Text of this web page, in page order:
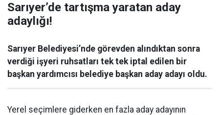
Sarıyer’de tartışma yaratan aday
adaylığı!
Sarıyer Belediyesi’nde görevden alındıktan sonra
verdiği işyeri ruhsatları tek tek iptal edilen bir
başkan yardımcısı belediye başkan aday adayı oldu.
Yerel seçimlere giderken en fazla aday adayının